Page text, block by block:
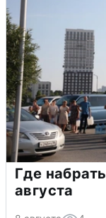
Где
августа